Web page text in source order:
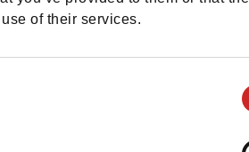
of their services.